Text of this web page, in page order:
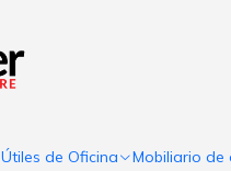
Útiles de Oficina Mobiliario de